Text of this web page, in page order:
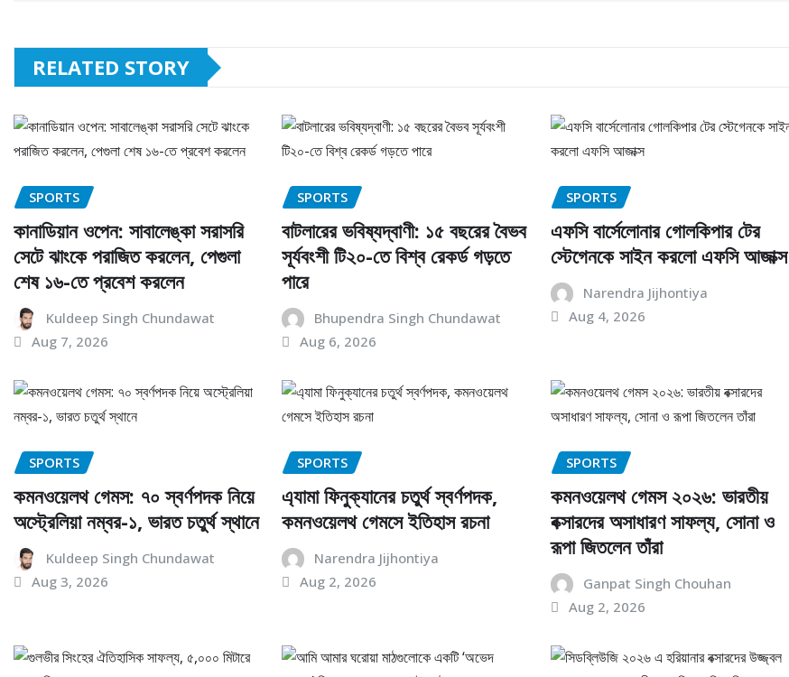
RELATED STORY
SPORTS
কানাডিয়ান ওপেন: সাবালেঙ্কা সরাসরি
সেটে ঝাংকে পরাজিত করলেন, পেগুলা
শেষ ১৬-তে প্রবেশ করলেন
Kuldeep Singh Chundawat
Aug 7, 2026
SPORTS
বাটলারের ভবিষ্যদ্বাণী: ১৫ বছরের বৈভব
সূর্যবংশী টি২০-তে বিশ্ব রেকর্ড গড়তে
পারে
Bhupendra Singh Chundawat
Aug 6, 2026
SPORTS
এফসি বার্সেলোনার গোলকিপার টের
স্টেগেনকে সাইন করলো এফসি আজাক্স
Narendra Jijhontiya
Aug 4, 2026
SPORTS
কমনওয়েলথ গেমস: ৭০ স্বর্ণপদক নিয়ে
অস্ট্রেলিয়া নম্বর-১, ভারত চতুর্থ স্থানে
Kuldeep Singh Chundawat
Aug 3, 2026
SPORTS
এ্যামা ফিনুক্যানের চতুর্থ স্বর্ণপদক,
কমনওয়েলথ গেমসে ইতিহাস রচনা
Narendra Jijhontiya
Aug 2, 2026
SPORTS
কমনওয়েলথ গেমস ২০২৬: ভারতীয়
বক্সারদের অসাধারণ সাফল্য, সোনা ও
রূপা জিতলেন তাঁরা
Ganpat Singh Chouhan
Aug 2, 2026